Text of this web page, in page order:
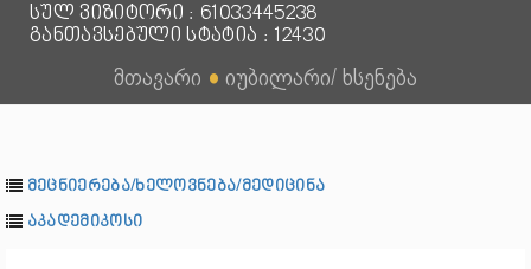
სულ ვიზიტორი : 61033445238
განთავსებული სტატია : 12430
მთავარი ● იუბილარი/ ხსენება
მეცნიერება/ხელოვნება/მედიცინა
აკადემიკოსი